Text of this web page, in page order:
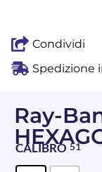
Condividi
Spedizione
Ray-
CALIBRO 51